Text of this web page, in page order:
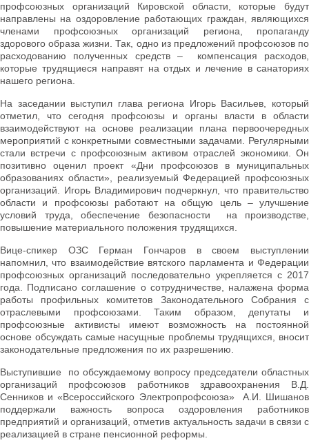
профсоюзных организаций Кировской области, которые будут
направлены на оздоровление работающих граждан, являющихся
членами профсоюзных организаций региона, пропаганду
здорового образа жизни. Так, одно из предложений профсоюзов по
расходованию полученных средств – компенсация расходов,
которые трудящиеся направят на отдых и лечение в санаториях
нашего региона.
На заседании выступил глава региона Игорь Васильев, который
отметил, что сегодня профсоюзы и органы власти в области
взаимодействуют на основе реализации плана первоочередных
мероприятий с конкретными совместными задачами. Регулярными
стали встречи с профсоюзным активом отраслей экономики. Он
позитивно оценил проект «Дни профсоюзов в муниципальных
образованиях области», реализуемый Федерацией профсоюзных
организаций. Игорь Владимирович подчеркнул, что правительство
области и профсоюзы работают на общую цель – улучшение
условий труда, обеспечение безопасности на производстве,
повышение материального положения трудящихся.
Вице-спикер ОЗС Герман Гончаров в своем выступлении
напомнил, что взаимодействие вятского парламента и Федерации
профсоюзных организаций последовательно укрепляется с 2017
года. Подписано соглашение о сотрудничестве, налажена форма
работы профильных комитетов Законодательного Собрания с
отраслевыми профсоюзами. Таким образом, депутаты и
профсоюзные активисты имеют возможность на постоянной
основе обсуждать самые насущные проблемы трудящихся, вносит
законодательные предложения по их разрешению.
Выступившие по обсуждаемому вопросу председатели областных
организаций профсоюзов работников здравоохранения В.Д.
Сенников и «Всероссийского Электропрофсоюза» А.И. Шишанов
поддержали важность вопроса оздоровления работников
предприятий и организаций, отметив актуальность задачи в связи с
реализацией в стране пенсионной реформы.